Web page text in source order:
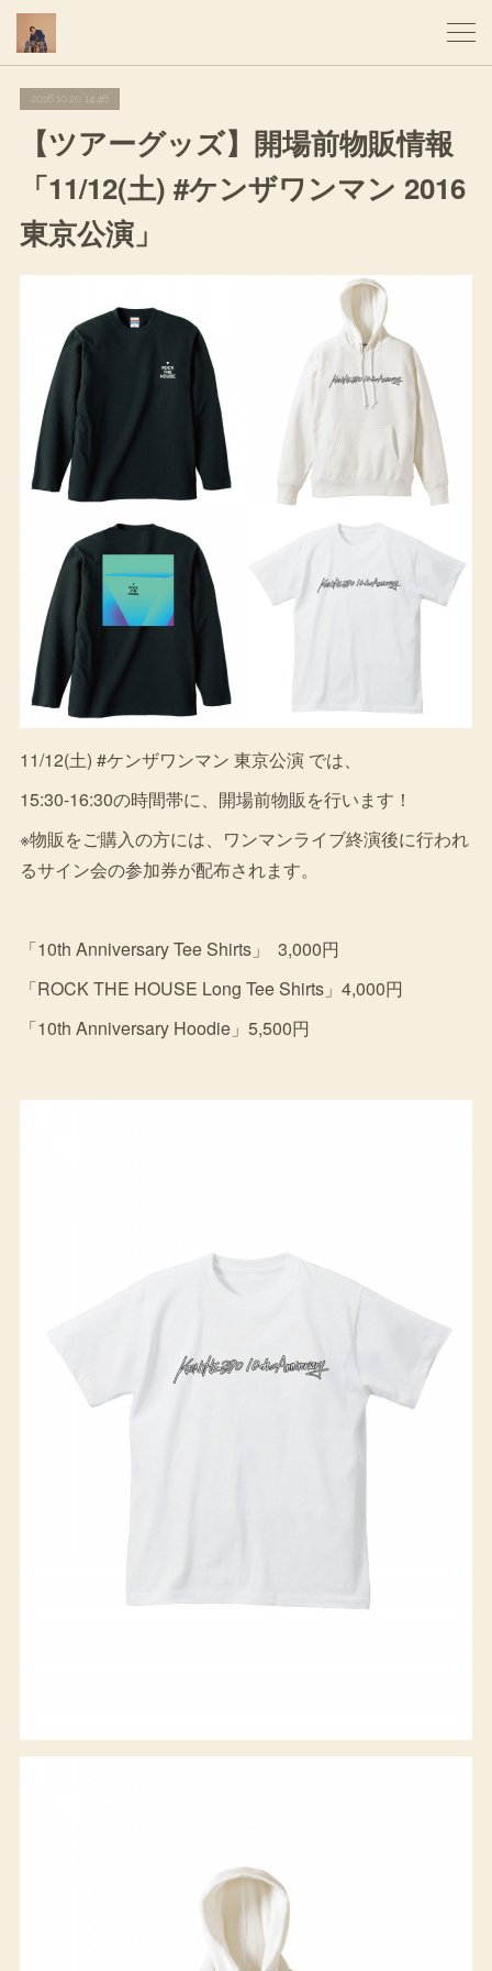
2016.10.20 14:46
【ツアーグッズ】開場前物販情報
「11/12(土) #ケンザワンマン 2016
東京公演」
11/12(土) #ケンザワンマン 東京公演 では、
15:30-16:30の時間帯に、開場前物販を行います！
※物販をご購入の方には、ワンマンライブ終演後に行われ
るサイン会の参加券が配布されます。
「10th Anniversary Tee Shirts」 3,000円
「ROCK THE HOUSE Long Tee Shirts」4,000円
「10th Anniversary Hoodie」5,500円